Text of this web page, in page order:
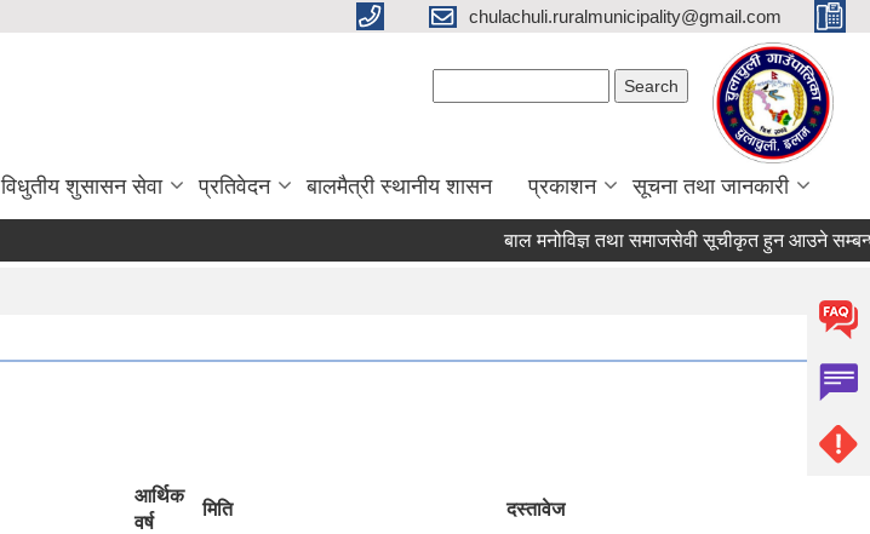
chulachuli.ruralmunicipality@gmail.com
विधुतीय शुसासन सेवा प्रतिवेदन बालमैत्री स्थानीय शासन प्रकाशन सूचना तथा जानकारी
बाल मनोविज्ञ तथा समाजसेवी सूचीकृत हुन आउने सम्बन्धी
आर्थिक
वर्ष
मिति दस्तावेज